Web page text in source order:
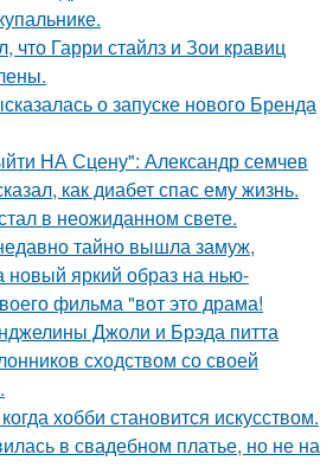
что Гарри стайлз и Зои кравиц
о запуске нового Бренда
НА Сцену": Александр семчев
как диабет спас ему жизнь.
в неожиданном свете.
тайно вышла замуж,
новый яркий образ на нью-
фильма "вот это драма!
Джоли и Брэда питта
сходством со своей
хобби становится искусством.
в свадебном платье, но не на